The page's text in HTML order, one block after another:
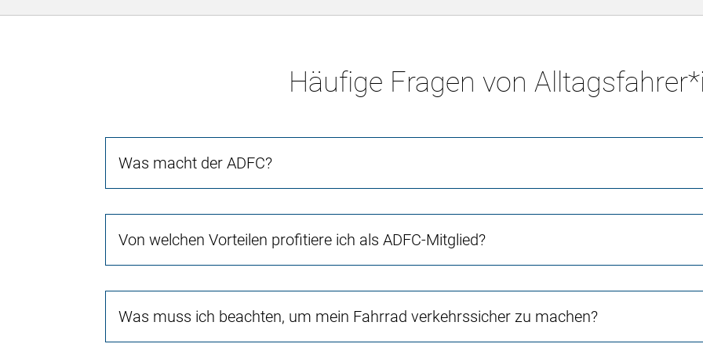
Häufige Fragen von
Was macht der ADFC?
Von welchen Vorteilen profitiere ich als ADFC-Mitglied?
Was muss ich beachten, um mein Fahrrad verkehrssicher zu machen?